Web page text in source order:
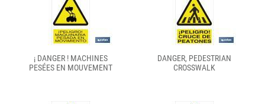
¡ DANGER ! MACHINES
PESÉES EN MOUVEMENT
DANGER, PEDESTRIAN
CROSSWALK